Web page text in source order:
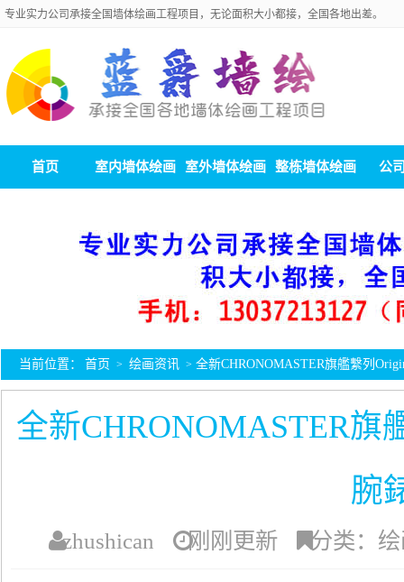
专业实力公司承接全国墙体绘画工程项目，无论面积大小都接，全国各地出差。
首页 室内墙体绘画 室外墙体绘画 整栋墙体绘画 公
当前位置： 首页 > 绘画资讯 > 全新CHRONOMASTER旗艦繫列
全新CHRONOMASTER旗
腕
zhushican 刚刚更新 分类：绘